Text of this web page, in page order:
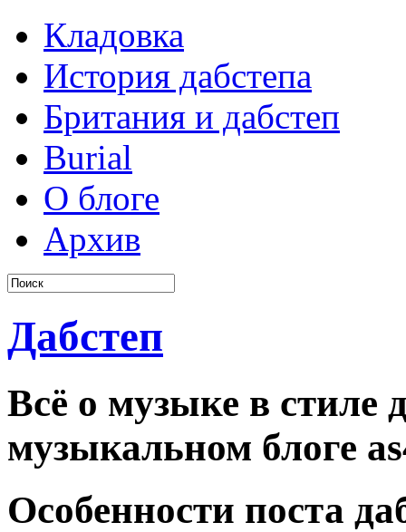
Кладовка
История дабстепа
Британия и дабстеп
Burial
О блоге
Архив
Дабстеп
Всё о музыке в стиле
музыкальном блоге
Особенности поста